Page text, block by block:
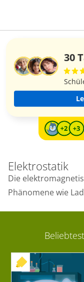
30
Elektrostatik
Die
Phänomene wie
+ INTERAKTIVE